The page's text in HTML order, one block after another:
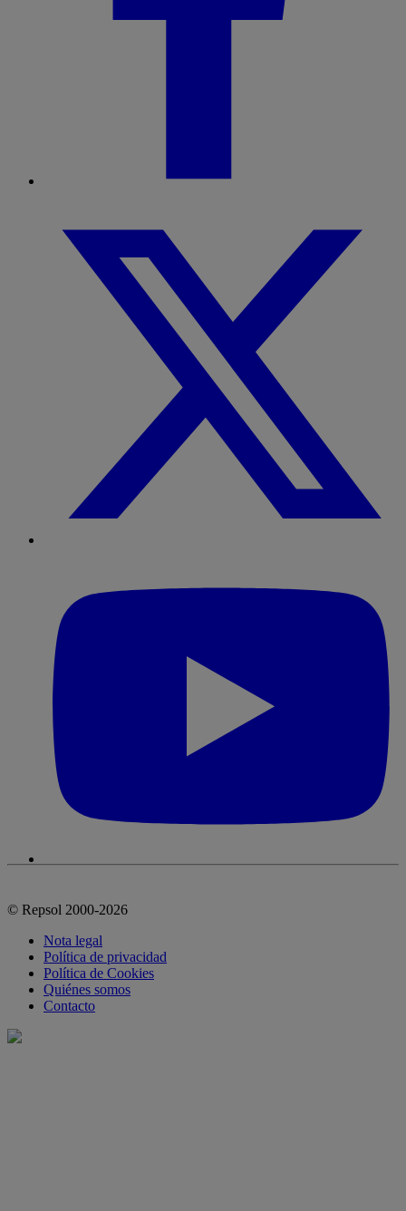
© Repsol 2000-2026
Nota legal
Política de privacidad
Política de Cookies
Quiénes somos
Contacto